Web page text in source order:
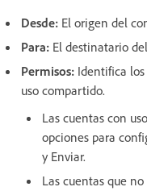
Desde: El origen del
Para: El destinatario
Permisos: Identifica
uso compartido.
Las cuentas con
opciones para
y Enviar.
Las cuentas que